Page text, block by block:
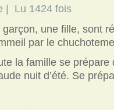
| Lu 1424 fois
garçon, une fille, sont
par le
la famille se prépare
nuit d’été. Se